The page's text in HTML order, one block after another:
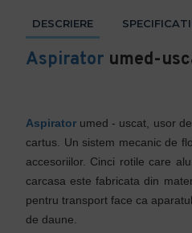
DESCRIERE
Aspirator umed-
Aspirator umed - uscat, usor
cartus. Un sistem mecanic de
accesoriilor. Cinci rotile care
carcasa este fabricata din
pentru transport face ca
de daune.